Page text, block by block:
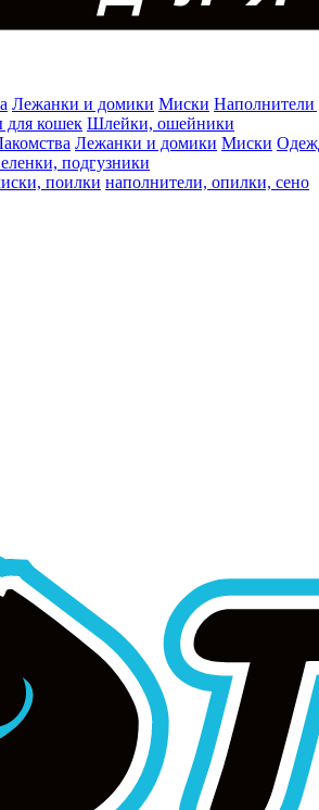
Лежанки и домики Миски Наполнители
для кошек Шлейки, ошейники
Лежанки и домики Миски
подгузники
поилки наполнители, опилки, сено